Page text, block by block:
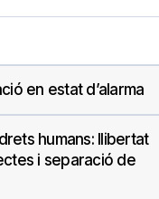
en estat d’alarma
humans: llibertat
i separació de